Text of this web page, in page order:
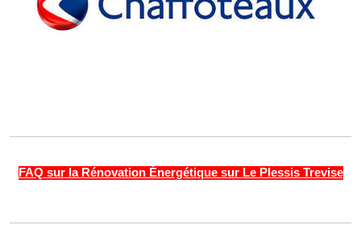
FAQ sur la Rénovation Énergétique sur Le Plessis Trevise